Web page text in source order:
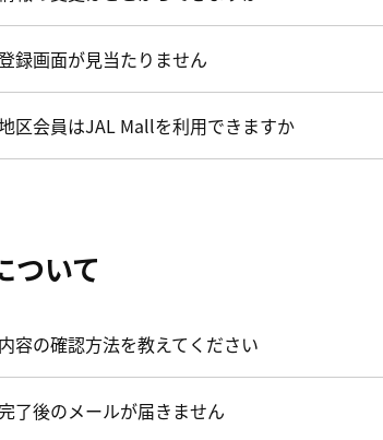
録画面が見当たりません
区会員はJAL Mallを利用できますか
ついて
容の確認方法を教えてください
了後のメールが届きません